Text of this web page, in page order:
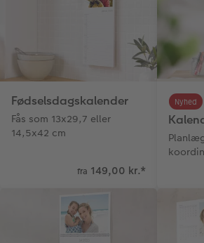
Fødselsdagskalender
Fås som 13x29,7 eller
14,5x42 cm
fra 149,00 kr.*
Nyhed